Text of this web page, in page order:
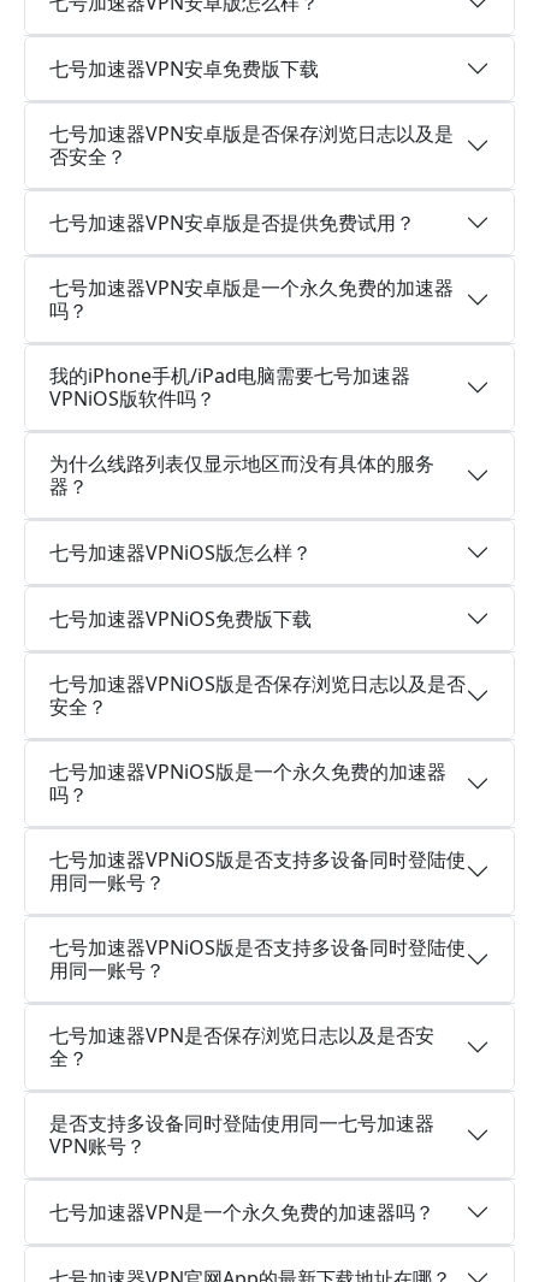
七号加速器VPN安卓免费版下载
七号加速器VPN安卓版是否保存浏览日志以及是
否安全？
七号加速器VPN安卓版是否提供免费试用？
七号加速器VPN安卓版是一个永久免费的加速器
吗？
我的iPhone手机/iPad电脑需要七号加速器
VPNiOS版软件吗？
为什么线路列表仅显示地区而没有具体的服务
器？
七号加速器VPNiOS版怎么样？
七号加速器VPNiOS免费版下载
七号加速器VPNiOS版是否保存浏览日志以及是否
安全？
七号加速器VPNiOS版是一个永久免费的加速器
吗？
七号加速器VPNiOS版是否支持多设备同时登陆使
用同一账号？
七号加速器VPNiOS版是否支持多设备同时登陆使
用同一账号？
七号加速器VPN是否保存浏览日志以及是否安
全？
是否支持多设备同时登陆使用同一七号加速器
VPN账号？
七号加速器VPN是一个永久免费的加速器吗？